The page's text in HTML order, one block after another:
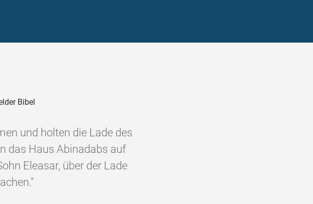
Bibel
und holten die Lade des
das Haus Abinadabs auf
Eleasar, über der Lade